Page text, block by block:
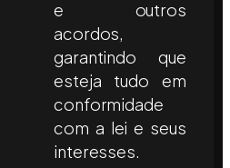
e outros
acordos,
garantindo que
esteja tudo em
conformidade
com a lei e seus
interesses.